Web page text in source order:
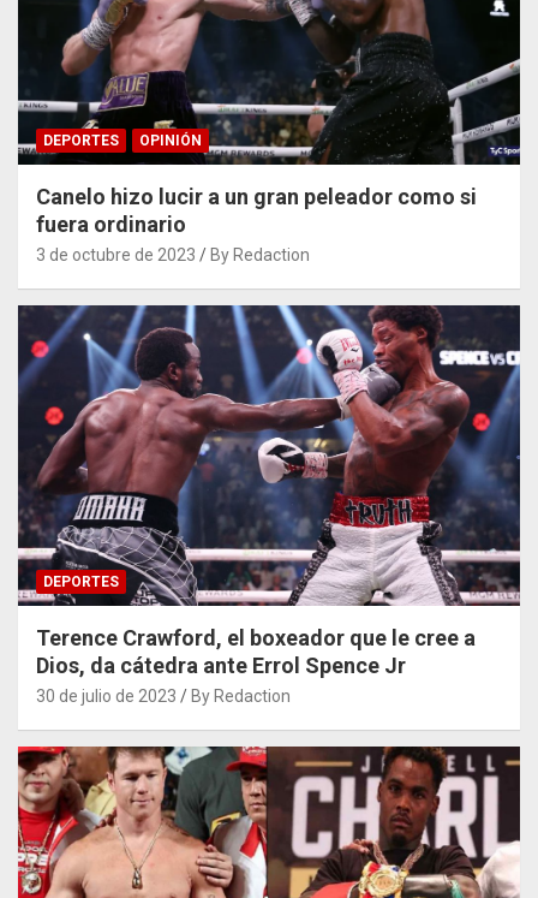
DEPORTES OPINIÓN
Canelo hizo lucir a un gran peleador como si
fuera ordinario
3 de octubre de 2023 By Redaction
DEPORTES
Terence Crawford, el boxeador que le cree a
Dios, da cátedra ante Errol Spence Jr
30 de julio de 2023 By Redaction